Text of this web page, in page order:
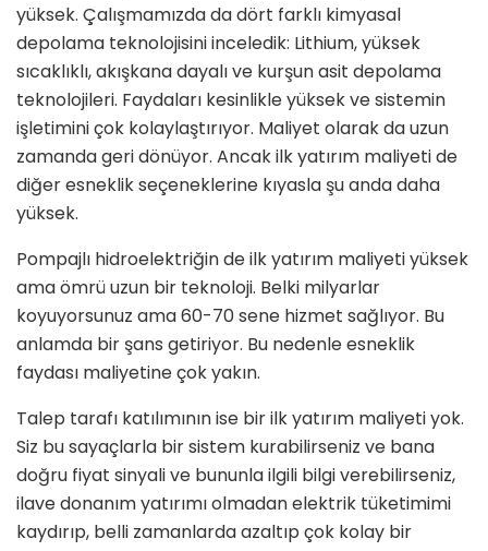
yüksek. Çalışma­mızda da dört farklı kimyasal
depola­ma teknolojisini inceledik: Lithium, yüksek
sıcaklıklı, akışkana dayalı ve kurşun asit depolama
teknolojileri. Faydaları kesinlikle yüksek ve sistemin
işletimini çok kolaylaştırıyor. Maliyet olarak da uzun
zamanda geri dönüyor. Ancak ilk yatırım maliyeti de
diğer es­neklik seçeneklerine kıyasla şu anda daha
yüksek.
Pompajlı hidroelektriğin de ilk yatırım maliyeti yüksek
ama ömrü uzun bir teknoloji. Belki milyarlar
koyuyorsunuz ama 60-70 sene hizmet sağlıyor. Bu
anlamda bir şans getiriyor. Bu nedenle esneklik
faydası maliyetine çok yakın.
Talep tarafı katılımının ise bir ilk yatı­rım maliyeti yok.
Siz bu sayaçlarla bir sistem kurabilirseniz ve bana
doğru fiyat sinyali ve bununla ilgili bilgi ve­rebilirseniz,
ilave donanım yatırımı olmadan elektrik tüketimimi
kaydırıp, belli zamanlarda azaltıp çok kolay bir